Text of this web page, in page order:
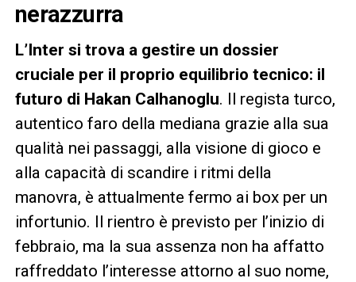
nerazzurra
L’Inter si trova a gestire un dossier
cruciale per il proprio equilibrio tecnico: il
futuro di Hakan Calhanoglu. Il regista turco,
autentico faro della mediana grazie alla sua
qualità nei passaggi, alla visione di gioco e
alla capacità di scandire i ritmi della
manovra, è attualmente fermo ai box per un
infortunio. Il rientro è previsto per l’inizio di
febbraio, ma la sua assenza non ha affatto
raffreddato l’interesse attorno al suo nome,